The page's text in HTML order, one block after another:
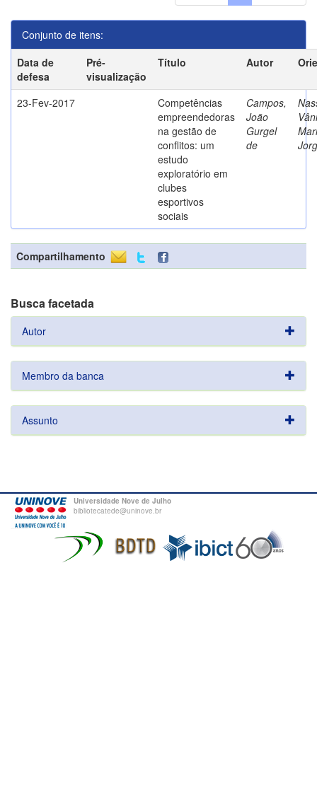
Conjunto de itens:
Data de
defesa
Pré-
visualização
Título Autor
23-Fev-2017
Competências
empreendedoras
na gestão de
conflitos: um
estudo
exploratório em
clubes
esportivos
sociais
Campos,
João
Gurgel
de
Compartilhamento
Busca facetada
Autor
Membro da banca
Assunto
Universidade Nove de Julho
bibliotecatede@uninove.br